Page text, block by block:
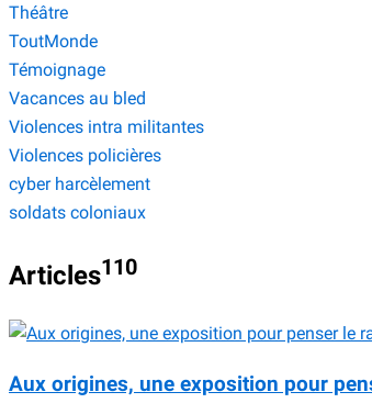
Théâtre
ToutMonde
Témoignage
Vacances au bled
Violences intra militantes
Violences policières
cyber harcèlement
soldats coloniaux
Articles110
Aux origines, une exposition pour